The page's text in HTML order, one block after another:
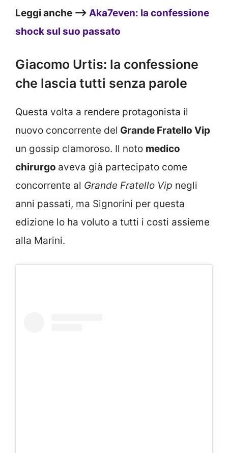
Leggi anche —> Aka7even: la confessione
shock sul suo passato
Giacomo Urtis: la confessione
che lascia tutti senza parole
Questa volta a rendere protagonista il
nuovo concorrente del Grande Fratello Vip
un gossip clamoroso. Il noto medico
chirurgo aveva già partecipato come
concorrente al Grande Fratello Vip negli
anni passati, ma Signorini per questa
edizione lo ha voluto a tutti i costi assieme
alla Marini.